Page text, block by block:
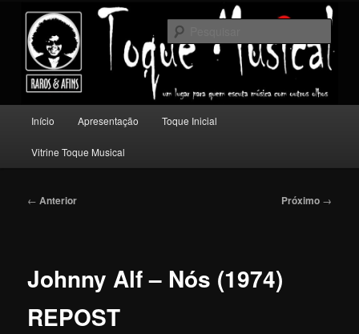
conteúdo
principalToque Musical
Um lugar para quem escuta música com outros olhos.
principal
Início Apresentação Toque Inicial
Vitrine Toque Musical
Navegação
← Anterior Próximo →
Johnny Alf – Nós (1974)
REPOST